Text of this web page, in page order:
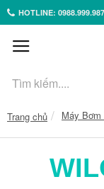
HOTLINE: 0988.999.987
Trang chủ Máy Bơm